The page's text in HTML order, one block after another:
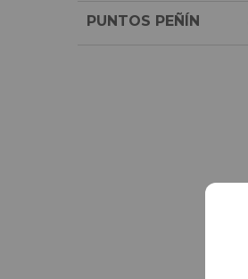
PUNTOS PEÑÍN